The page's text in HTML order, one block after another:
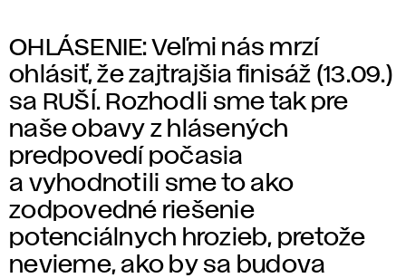
OHLÁSENIE: Veľmi nás mrzí
ohlásiť, že zajtrajšia finisáž (13.09.)
sa RUŠÍ. Rozhodli sme tak pre
naše obavy z hlásených
predpovedí počasia
a vyhodnotili sme to ako
zodpovedné riešenie
potenciálnych hrozieb, pretože
nevieme, ako by sa budova